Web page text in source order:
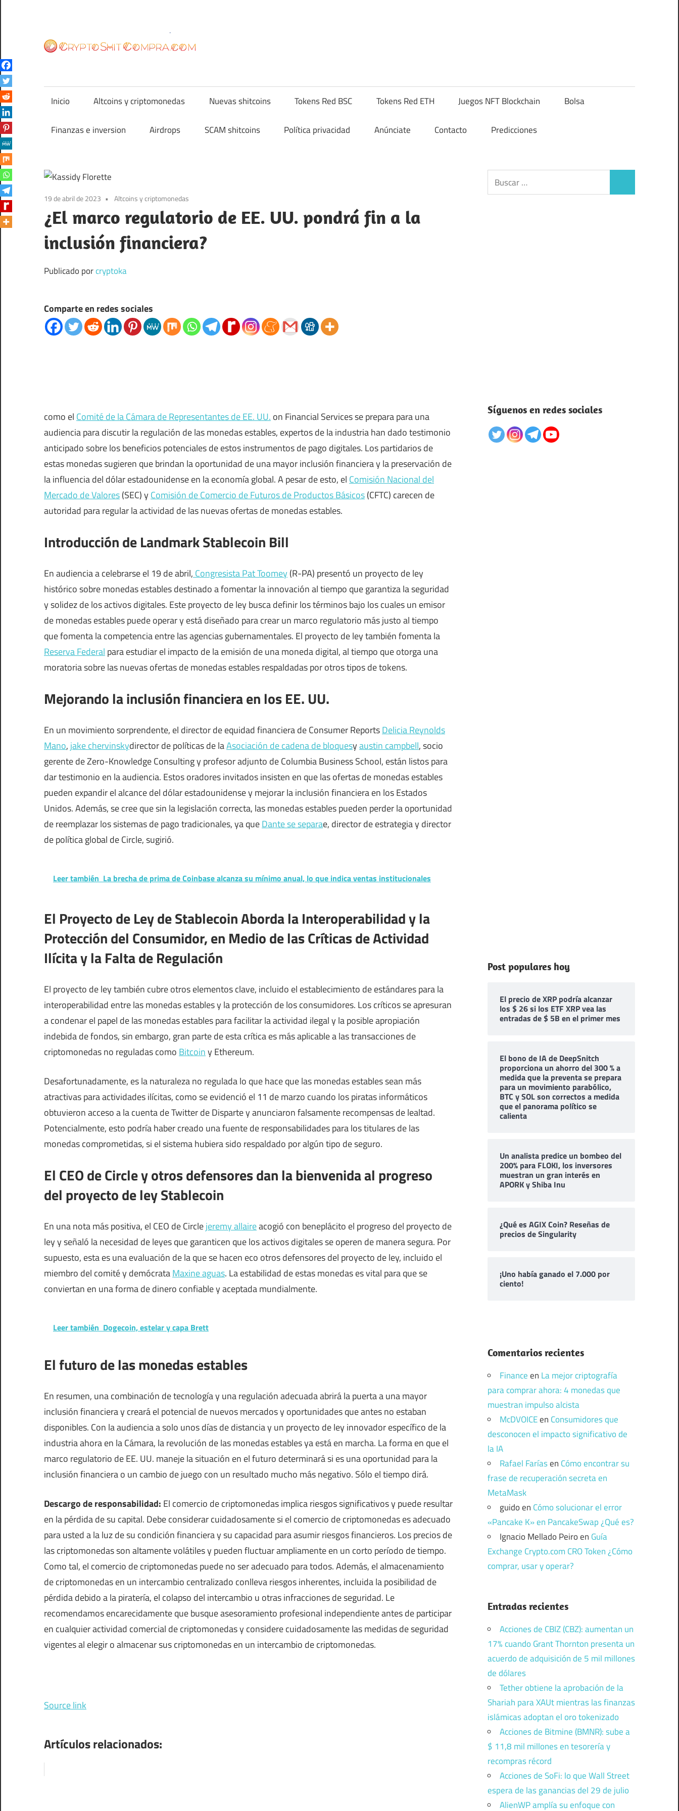
Inicio Altcoins y criptomonedas Nuevas shitcoins Tokens Red BSC Tokens Red ETH Juegos NFT Blockchain Bolsa
Finanzas e inversion Airdrops SCAM shitcoins Política privacidad Anúnciate Contacto Predicciones
19 de abril de 2023 Altcoins y criptomonedas
¿El marco regulatorio de EE. UU. pondrá fin a la
inclusión financiera?
Publicado porcryptoka
Comparte en redes sociales
como el Comité de la Cámara de Representantes de EE. UU. on Financial Services se prepara para una
audiencia para discutir la regulación de las monedas estables, expertos de la industria han dado testimonio
anticipado sobre los beneficios potenciales de estos instrumentos de pago digitales. Los partidarios de
estas monedas sugieren que brindan la oportunidad de una mayor inclusión financiera y la preservación de
la influencia del dólar estadounidense en la economía global. A pesar de esto, el Comisión Nacional del
Mercado de Valores(SEC) yComisión de Comercio de Futuros de Productos Básicos(CFTC) carecen de
autoridad para regular la actividad de las nuevas ofertas de monedas estables.
Introducción de Landmark Stablecoin Bill
En audiencia a celebrarse el 19 de abril, Congresista Pat Toomey(R-PA) presentó un proyecto de ley
histórico sobre monedas estables destinado a fomentar la innovación al tiempo que garantiza la seguridad
y solidez de los activos digitales. Este proyecto de ley busca definir los términos bajo los cuales un emisor
de monedas estables puede operar y está diseñado para crear un marco regulatorio más justo al tiempo
que fomenta la competencia entre las agencias gubernamentales. El proyecto de ley también fomenta la
Reserva Federal para estudiar el impacto de la emisión de una moneda digital, al tiempo que otorga una
moratoria sobre las nuevas ofertas de monedas estables respaldadas por otros tipos de tokens.
Mejorando la inclusión financiera en los EE. UU.
En un movimiento sorprendente, el director de equidad financiera de Consumer ReportsDelicia Reynolds
Mano, jake chervinskydirector de políticas de laAsociación de cadena de bloquesyaustin campbell, socio
gerente de Zero-Knowledge Consulting y profesor adjunto de Columbia Business School, están listos para
dar testimonio en la audiencia. Estos oradores invitados insisten en que las ofertas de monedas estables
pueden expandir el alcance del dólar estadounidense y mejorar la inclusión financiera en los Estados
Unidos. Además, se cree que sin la legislación correcta, las monedas estables pueden perder la oportunidad
de reemplazar los sistemas de pago tradicionales, ya queDante se separae, director de estrategia y director
de política global de Circle, sugirió.
Leer también La brecha de prima de Coinbase alcanza su mínimo anual, lo que indica ventas institucionales
El Proyecto de Ley de Stablecoin Aborda la Interoperabilidad y la
Protección del Consumidor, en Medio de las Críticas de Actividad
Ilícita y la Falta de Regulación
El proyecto de ley también cubre otros elementos clave, incluido el establecimiento de estándares para la
interoperabilidad entre las monedas estables y la protección de los consumidores. Los críticos se apresuran
a condenar el papel de las monedas estables para facilitar la actividad ilegal y la posible apropiación
indebida de fondos, sin embargo, gran parte de esta crítica es más aplicable a las transacciones de
criptomonedas no reguladas como Bitcoiny Ethereum.
Desafortunadamente, es la naturaleza no regulada lo que hace que las monedas estables sean más
atractivas para actividades ilícitas, como se evidenció el 11 de marzo cuando los piratas informáticos
obtuvieron acceso a la cuenta de Twitter de Disparte y anunciaron falsamente recompensas de lealtad.
Potencialmente, esto podría haber creado una fuente de responsabilidades para los titulares de las
monedas comprometidas, si el sistema hubiera sido respaldado por algún tipo de seguro.
El CEO de Circle y otros defensores dan la bienvenida al progreso
del proyecto de ley Stablecoin
En una nota más positiva, el CEO de Circlejeremy allaireacogió con beneplácito el progreso del proyecto de
ley y señaló la necesidad de leyes que garanticen que los activos digitales se operen de manera segura. Por
supuesto, esta es una evaluación de la que se hacen eco otros defensores del proyecto de ley, incluido el
miembro del comité y demócrataMaxine aguas. La estabilidad de estas monedas es vital para que se
conviertan en una forma de dinero confiable y aceptada mundialmente.
Leer también Dogecoin, estelar y capa Brett
El futuro de las monedas estables
En resumen, una combinación de tecnología y una regulación adecuada abrirá la puerta a una mayor
inclusión financiera y creará el potencial de nuevos mercados y oportunidades que antes no estaban
disponibles. Con la audiencia a solo unos días de distancia y un proyecto de ley innovador específico de la
industria ahora en la Cámara, la revolución de las monedas estables ya está en marcha. La forma en que el
marco regulatorio de EE. UU. maneje la situación en el futuro determinará si es una oportunidad para la
inclusión financiera o un cambio de juego con un resultado mucho más negativo. Sólo el tiempo dirá.
Descargo de responsabilidad: El comercio de criptomonedas implica riesgos significativos y puede resultar
en la pérdida de su capital. Debe considerar cuidadosamente si el comercio de criptomonedas es adecuado
para usted a la luz de su condición financiera y su capacidad para asumir riesgos financieros. Los precios de
las criptomonedas son altamente volátiles y pueden fluctuar ampliamente en un corto período de tiempo.
Como tal, el comercio de criptomonedas puede no ser adecuado para todos. Además, el almacenamiento
de criptomonedas en un intercambio centralizado conlleva riesgos inherentes, incluida la posibilidad de
pérdida debido a la piratería, el colapso del intercambio u otras infracciones de seguridad. Le
recomendamos encarecidamente que busque asesoramiento profesional independiente antes de participar
en cualquier actividad comercial de criptomonedas y considere cuidadosamente las medidas de seguridad
vigentes al elegir o almacenar sus criptomonedas en un intercambio de criptomonedas.
Source link
Artículos relacionados:
Buscar:
Síguenos en redes sociales
Post populares hoy
El precio de XRP podría alcanzar
los $ 26 si los ETF XRP vea las
entradas de $ 5B en el primer mes
El bono de IA de DeepSnitch
proporciona un ahorro del 300 % a
medida que la preventa se prepara
para un movimiento parabólico,
BTC y SOL son correctos a medida
que el panorama político se
calienta
Un analista predice un bombeo del
200% para FLOKI, los inversores
muestran un gran interés en
APORK y Shiba Inu
¿Qué es AGIX Coin? Reseñas de
precios de Singularity
¡Uno había ganado el 7.000 por
ciento!
Comentarios recientes
Financeen La mejor criptografía
para comprar ahora: 4 monedas que
muestran impulso alcista
McDVOICEen Consumidores que
desconocen el impacto significativo de
la IA
Rafael Faríasen Cómo encontrar su
frase de recuperación secreta en
MetaMask
guidoen Cómo solucionar el error
«Pancake K» en PancakeSwap ¿Qué es?
Ignacio Mellado Peiroen Guía
Exchange Crypto.com CRO Token ¿Cómo
comprar, usar y operar?
Entradas recientes
Acciones de CBIZ (CBZ): aumentan un
17% cuando Grant Thornton presenta un
acuerdo de adquisición de 5 mil millones
de dólares
Tether obtiene la aprobación de la
Shariah para XAUt mientras las finanzas
islámicas adoptan el oro tokenizado
Acciones de Bitmine (BMNR): sube a
$ 11,8 mil millones en tesorería y
recompras récord
Acciones de SoFi: lo que Wall Street
espera de las ganancias del 29 de julio
AlienWP amplía su enfoque con